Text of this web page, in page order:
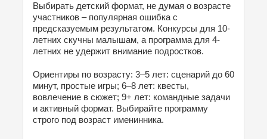
Выбирать детский формат, не думая о возрасте
участников – популярная ошибка с
предсказуемым результатом. Конкурсы для 10-
летних скучны малышам, а программа для 4-
летних не удержит внимание подростков.
Ориентиры по возрасту: 3–5 лет: сценарий до 60
минут, простые игры; 6–8 лет: квесты,
вовлечение в сюжет; 9+ лет: командные задачи
и активный формат. Выбирайте программу
строго под возраст именинника.